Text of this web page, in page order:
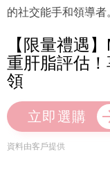
的社交能手和領導者
【限量禮遇
重肝脂評估
領
立即選購
資料由客戶提供